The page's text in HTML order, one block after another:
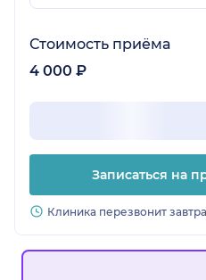
Стоимость приёма
4 000 ₽
Записаться на
Клиника перезвонит